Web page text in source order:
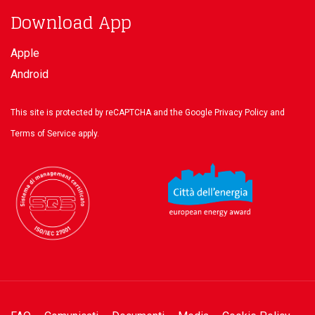
Download App
Apple
Android
This site is protected by reCAPTCHA and the Google Privacy Policy and
Terms of Service apply.